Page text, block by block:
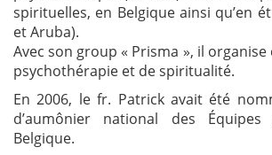
spirituelles, en Belgique ainsi qu’en
et Aruba).
Avec son group « Prisma », il organise
psychothérapie et de spiritualité.
En 2006, le fr. Patrick avait été
d’aumônier national des
Belgique.